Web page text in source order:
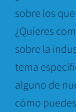
sobre los
¿Quieres
sobre la
tema
alguno de
cómo